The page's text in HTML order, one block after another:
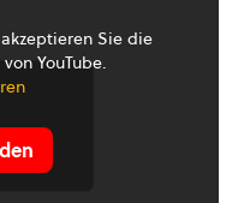
Sie die
YouTube.